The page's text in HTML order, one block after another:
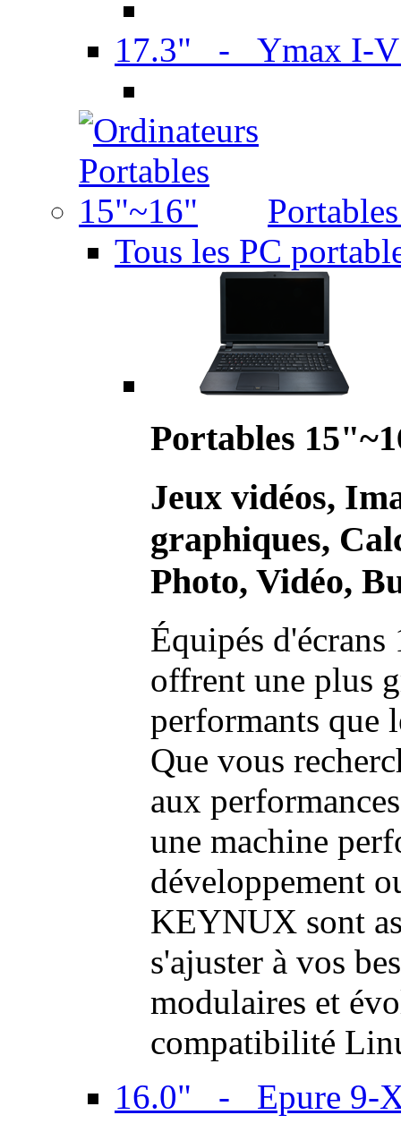
17.3" - Ymax I-
Tous les PC
Portables
Jeux vidéos,
graphiques,
Photo, Vidéo,
Équipés
offrent une plus
performants que
Que vous
aux
une machine
développement
KEYNUX sont
s'ajuster à vos
modulaires et
compatibilité
16.0" - Epure 9-